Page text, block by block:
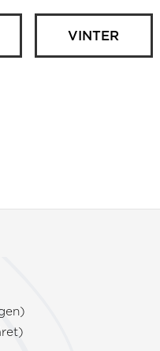
VINTER